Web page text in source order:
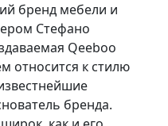
бренд мебели и
Стефано
Qeeboo
относится к стилю
бренда.